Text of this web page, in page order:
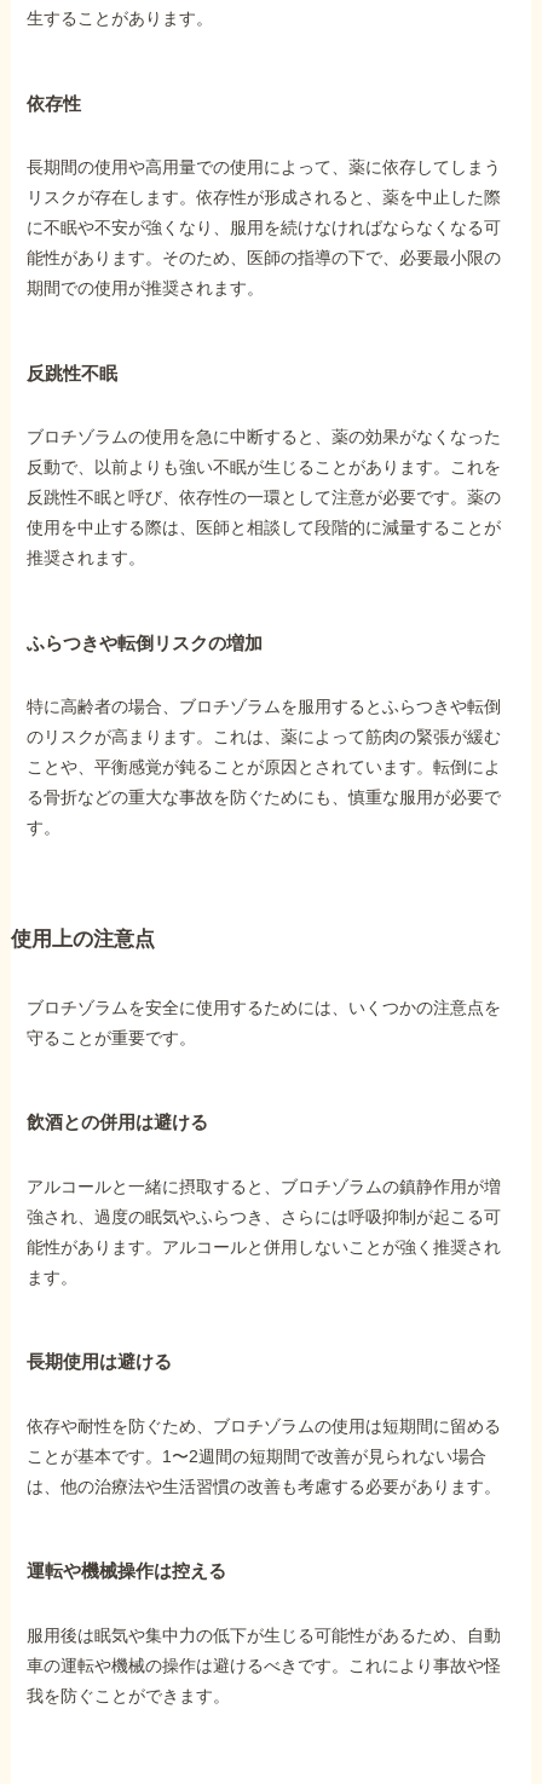
生することがあります。
依存性
長期間の使用や高用量での使用によって、薬に依存してしまう
リスクが存在します。依存性が形成されると、薬を中止した際
に不眠や不安が強くなり、服用を続けなければならなくなる可
能性があります。そのため、医師の指導の下で、必要最小限の
期間での使用が推奨されます。
反跳性不眠
ブロチゾラムの使用を急に中断すると、薬の効果がなくなった
反動で、以前よりも強い不眠が生じることがあります。これを
反跳性不眠と呼び、依存性の一環として注意が必要です。薬の
使用を中止する際は、医師と相談して段階的に減量することが
推奨されます。
ふらつきや転倒リスクの増加
特に高齢者の場合、ブロチゾラムを服用するとふらつきや転倒
のリスクが高まります。これは、薬によって筋肉の緊張が緩む
ことや、平衡感覚が鈍ることが原因とされています。転倒によ
る骨折などの重大な事故を防ぐためにも、慎重な服用が必要で
す。
使用上の注意点
ブロチゾラムを安全に使用するためには、いくつかの注意点を
守ることが重要です。
飲酒との併用は避ける
アルコールと一緒に摂取すると、ブロチゾラムの鎮静作用が増
強され、過度の眠気やふらつき、さらには呼吸抑制が起こる可
能性があります。アルコールと併用しないことが強く推奨され
ます。
長期使用は避ける
依存や耐性を防ぐため、ブロチゾラムの使用は短期間に留める
ことが基本です。1〜2週間の短期間で改善が見られない場合
は、他の治療法や生活習慣の改善も考慮する必要があります。
運転や機械操作は控える
服用後は眠気や集中力の低下が生じる可能性があるため、自動
車の運転や機械の操作は避けるべきです。これにより事故や怪
我を防ぐことができます。